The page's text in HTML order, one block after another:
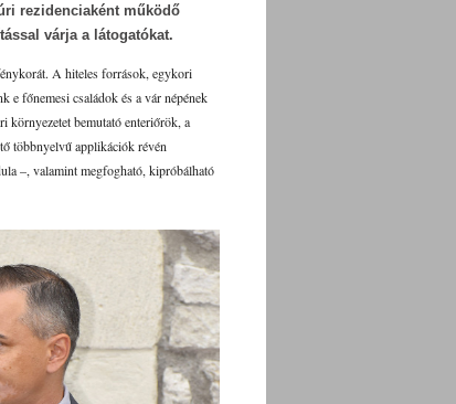
rezidenciaként működő
várja a látogatókat.
A hiteles források, egykori
e főnemesi családok és a vár népének
környezetet bemutató enteriőrök, a
többnyelvű applikációk révén
–, valamint megfogható, kipróbálható